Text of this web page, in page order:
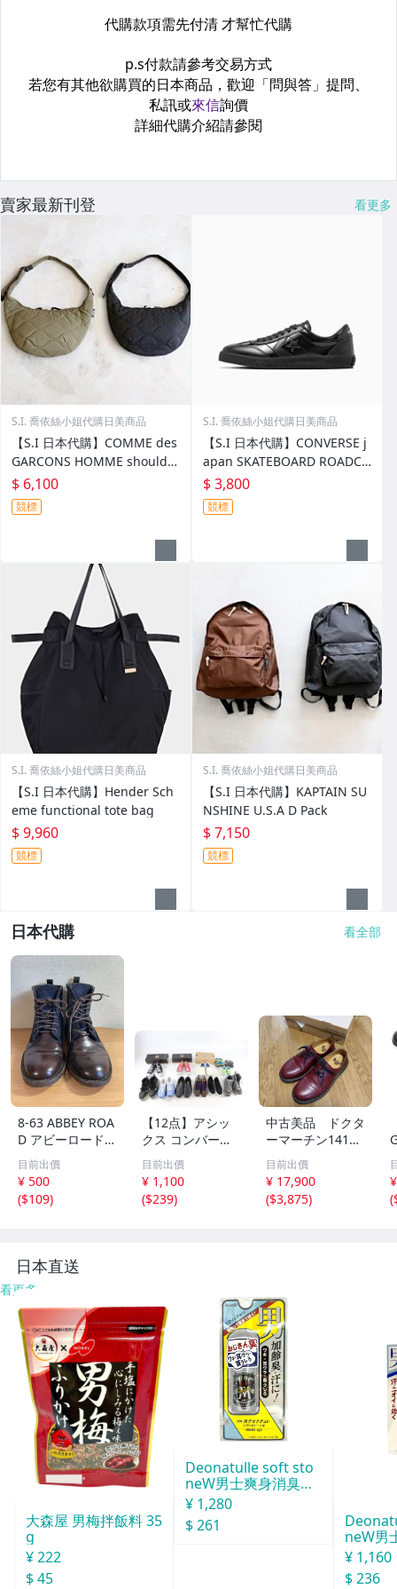
賣家最新刊登 看更多
S.I. 喬依絲小姐代購日美商品
【S.I 日本代購】COMME des
GARCONS HOMME shoulder
bag
$ 6,100
競標
S.I. 喬依絲小姐代購日美商品
【S.I 日本代購】CONVERSE j
apan SKATEBOARD ROADCL
ASSIC SK PA OX
$ 3,800
競標
S.I. 喬依絲小姐代購日美商品
【S.I 日本代購】Hender Sch
eme functional tote bag
$ 9,960
競標
S.I. 喬依絲小姐代購日美商品
【S.I 日本代購】KAPTAIN SU
NSHINE U.S.A D Pack
$ 7,150
競標
日本代購 看全部
8-63 ABBEY ROA
D アビーロード
ブーツ 靴 レザー
レースアップブー
ツ メンズ 男性 ブ
ランド ブラウン
目前出價
¥ 500
($109)
【12点】アシッ
クス コンバース
バンズ 他ブラン
ド含む スニーカ
ー スリッポン シ
ューズ 靴 等含む
目前出價
¥ 1,100
($239)
中古美品 ドクタ
ーマーチン1416
Dr Martens チェ
リーレッド 3ホー
ル UK7
目前出價
¥ 17,900
($3,875)
(
日本直送
看更多
大森屋 男梅拌飯料 35
g
¥ 222
$ 45
Deonatulle soft sto
neW男士爽身消臭止
汗石 中世紀 20g
¥ 1,280
$ 261
neW男
消臭石
¥ 1,160
$ 236